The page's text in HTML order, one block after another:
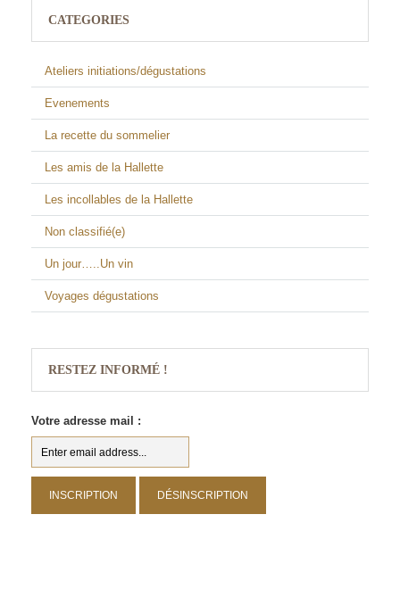
CATEGORIES
Ateliers initiations/dégustations
Evenements
La recette du sommelier
Les amis de la Hallette
Les incollables de la Hallette
Non classifié(e)
Un jour…..Un vin
Voyages dégustations
RESTEZ INFORMÉ !
Votre adresse mail :